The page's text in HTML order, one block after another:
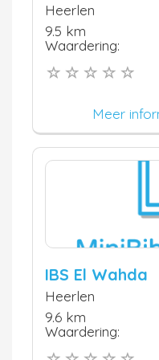
Heerlen
9.5 km
Waardering:
Meer
IBS El Wahda
Heerlen
9.6 km
Waardering: